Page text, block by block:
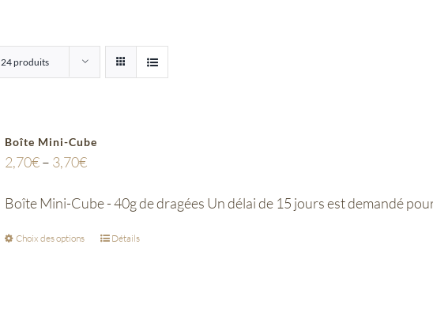
24 produits
Boîte Mini-Cube
2,70€– 3,70€
Boîte Mini-Cube - 40g de dragées Un délai de 15 jours est demandé
Choix des options Détails